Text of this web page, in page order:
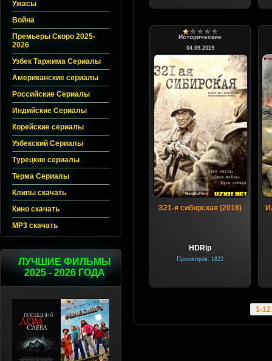
Ужасы
Война
Премьеры Скоро 2025-
2026
Узбек Таржима Сериалы
Американские сериалы
Российские Сериалы
Индийские Сериалы
Корейские сериалы
Узбекский Сериалы
Турецкие сериалы
Терма Сериалы
Клипы скачать
Кино скачать
MP3 скачать
ЛУЧШИЕ ФИЛЬМЫ
2025 - 2026 ГОДА
Исторические
04.09.2019
З21-я cибиpcкaя (2018)
HDRip
Просмотров: 1822
1-12